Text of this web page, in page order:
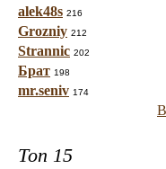
alek48s 216
Grozniy 212
Strannic 202
Брат 198
mr.seniv 174
Топ 15